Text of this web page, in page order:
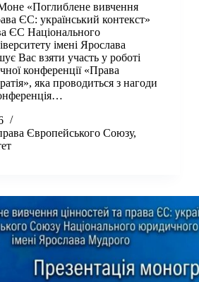
«Поглиблене вивчення
ЄС: український контекст»
ЄС Національного
імені Ярослава
Вас взяти участь у роботі
конференції «Права
яка проводиться з нагоди
Європейського Союзу,